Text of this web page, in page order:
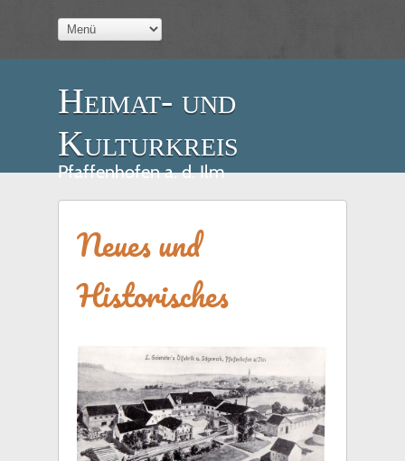
Heimat- und
Kulturkreis
Pfaffenhofen a. d. Ilm
Neues und
Historisches